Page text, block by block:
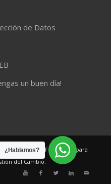
de Datos
un buen día!
de Coaching. Formación para
del Cambio.
¿Hablamos?